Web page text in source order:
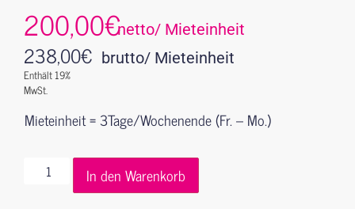
200,00€netto/ Mieteinheit
238,00€
Enthält 19%
MwSt.
brutto/ Mieteinheit
Mieteinheit = 3Tage/Wochenende (Fr. – Mo.)
In den Warenkorb